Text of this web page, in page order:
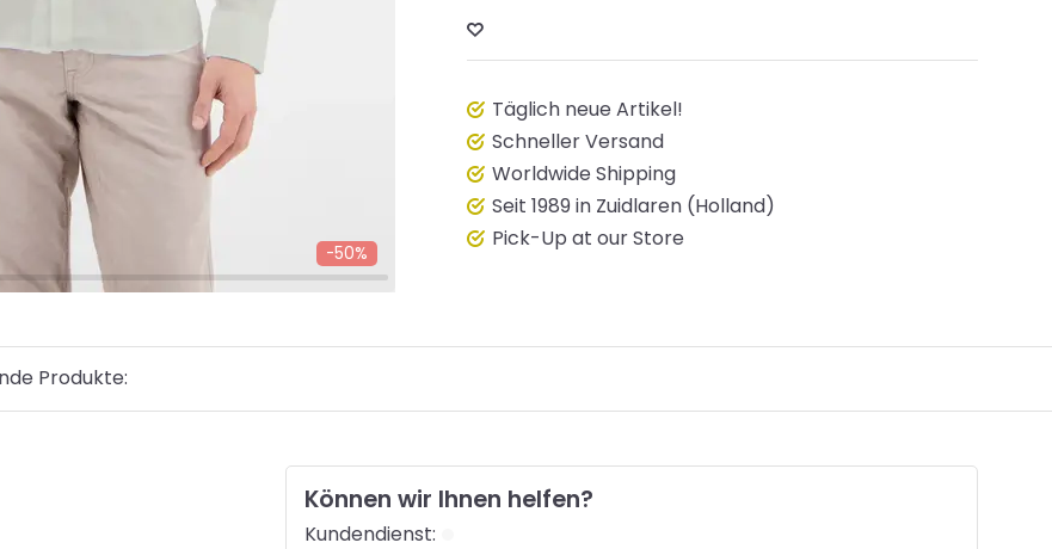
-50%
Täglich neue Artikel!
Schneller Versand
Worldwide Shipping
Seit 1989 in Zuidlaren (Holland)
Pick-Up at our Store
Produkte:
Können wir Ihnen helfen?
Kundendienst: